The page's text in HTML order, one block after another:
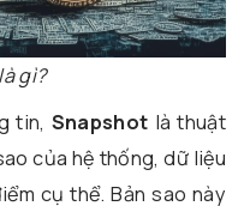
gì?
tin, Snapshot là thuật
của hệ thống, dữ liệu
cụ thể. Bản sao này